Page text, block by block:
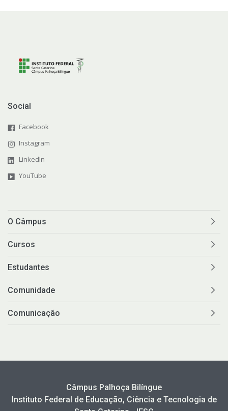
Social
Facebook
Instagram
LinkedIn
YouTube
O Câmpus
Cursos
Estudantes
Comunidade
Comunicação
Câmpus Palhoça Bilíngue
Instituto Federal de Educação, Ciência e Tecnologia de